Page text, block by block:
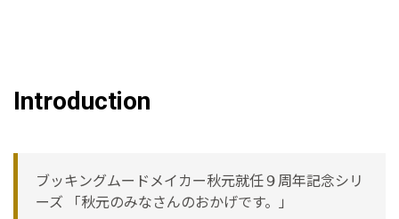
Introduction
ブッキングムードメイカー秋元就任９周年記念シリ
ーズ 「秋元のみなさんのおかげです。」